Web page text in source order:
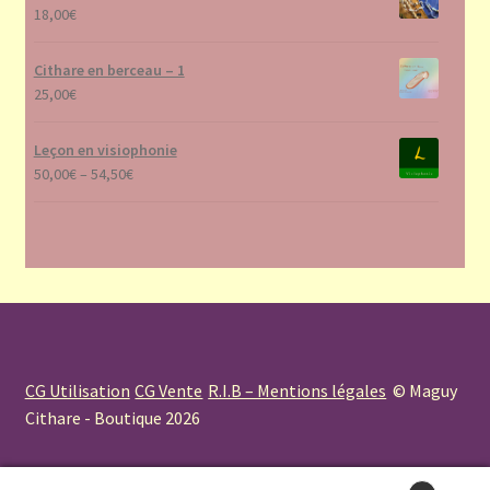
18,00€
Cithare en berceau – 1
25,00€
Leçon en visiophonie
50,00€– 54,50€
CG Utilisation CG Vente R.I.B – Mentions légales © Maguy
Cithare - Boutique 2026